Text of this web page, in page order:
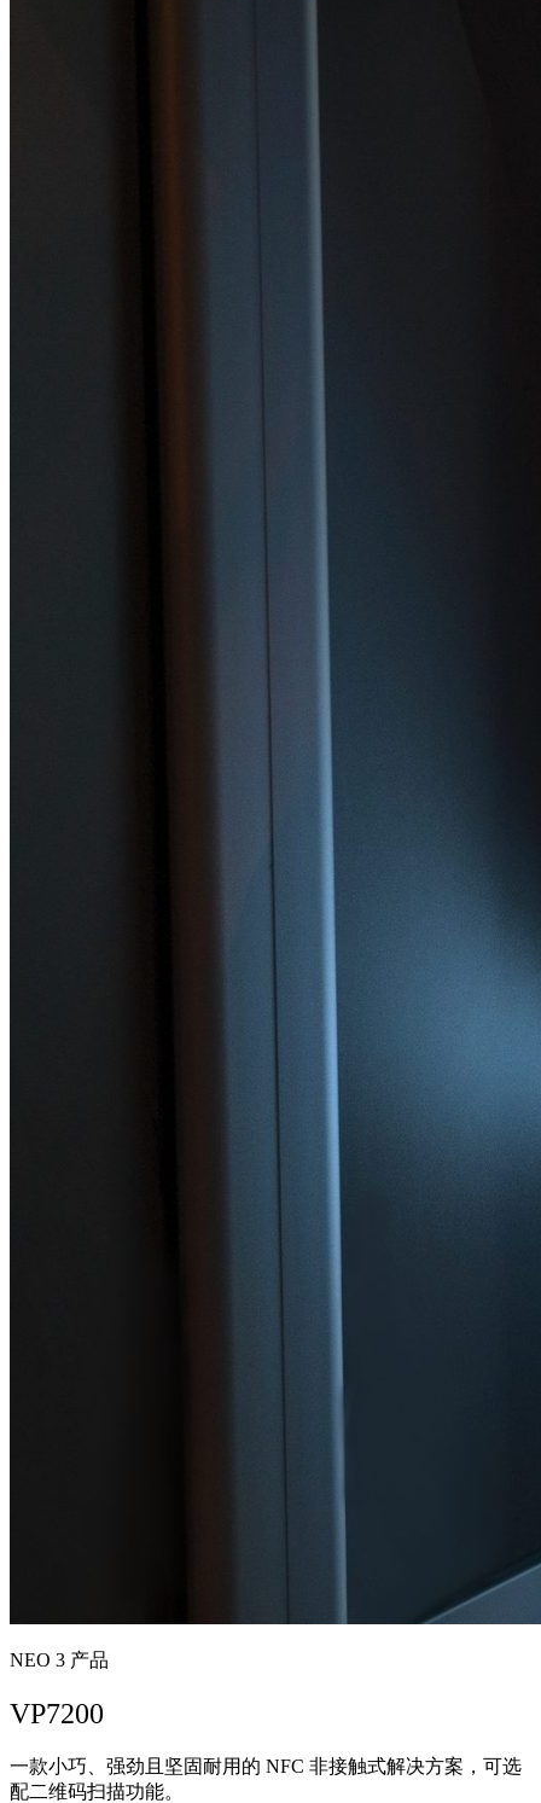
NEO 3 产品
VP7200
一款小巧、强劲且坚固耐用的 NFC 非接触式解决方案，可选
配二维码扫描功能。